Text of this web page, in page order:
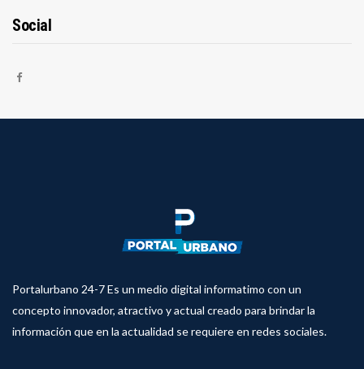
Social
Portalurbano 24-7 Es un medio digital informatimo con un
concepto innovador, atractivo y actual creado para brindar la
información que en la actualidad se requiere en redes sociales.